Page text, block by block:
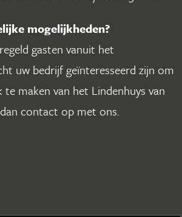
mogelijkheden?
gasten vanuit het
uw bedrijf geïnteresseerd zijn om
maken van het Lindenhuys van
contact op met ons.